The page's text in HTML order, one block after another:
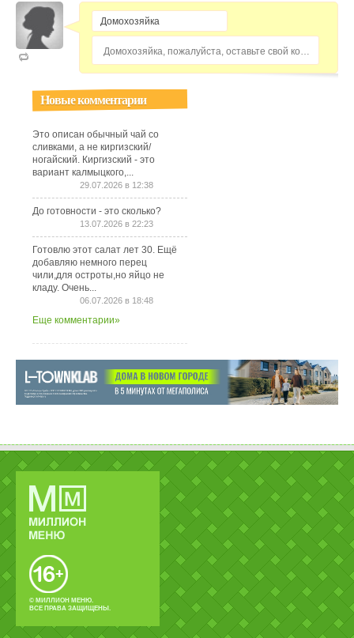
Домохозяйка, пожалуйста, оставьте свой комментарий...
Новые комментарии
Это описан обычный чай со
сливками, а не киргизский/
ногайский. Киргизский - это
вариант калмыцкого,...
29.07.2026 в 12:38
До готовности - это сколько?
13.07.2026 в 22:23
Готовлю этот салат лет 30. Ещё
добавляю немного перец
чили,для остроты,но яйцо не
кладу. Очень...
06.07.2026 в 18:48
Еще комментарии»
© МИЛЛИОН МЕНЮ.
ВСЕ ПРАВА ЗАЩИЩЕНЫ.